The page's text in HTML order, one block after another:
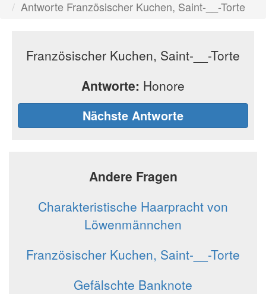
Antworte Französischer Kuchen, Saint-__-Torte
Französischer Kuchen, Saint-__-Torte
Antworte: Honore
Nächste Antworte
Andere Fragen
Charakteristische Haarpracht von
Löwenmännchen
Französischer Kuchen, Saint-__-Torte
Gefälschte Banknote